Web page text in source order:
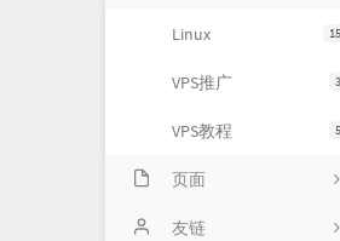
15
Linux
3
VPS推广
5
VPS教程
页面
留言板
友链